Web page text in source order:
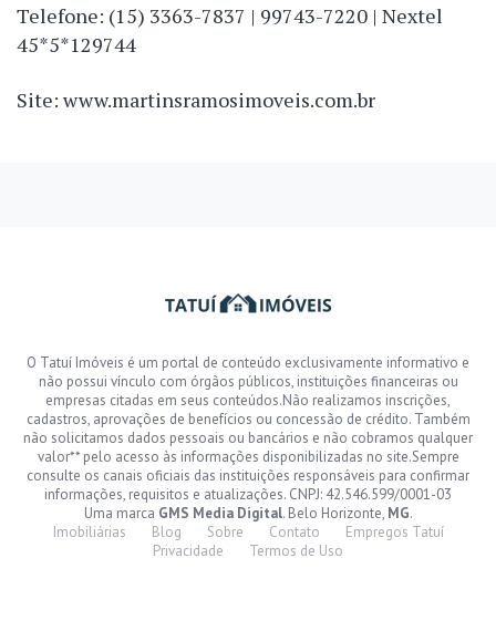
Telefone: (15) 3363-7837 | 99743-7220 | Nextel
45*5*129744
Site: www.martinsramosimoveis.com.br
O Tatuí Imóveis é um portal de conteúdo exclusivamente informativo e
não possui vínculo com órgãos públicos, instituições financeiras ou
empresas citadas em seus conteúdos.Não realizamos inscrições,
cadastros, aprovações de benefícios ou concessão de crédito. Também
não solicitamos dados pessoais ou bancários e não cobramos qualquer
valor** pelo acesso às informações disponibilizadas no site.Sempre
consulte os canais oficiais das instituições responsáveis para confirmar
informações, requisitos e atualizações. CNPJ: 42.546.599/0001-03
Uma marca GMS Media Digital. Belo Horizonte, MG.
Imobiliárias
Blog Sobre Contato
Empregos Tatuí
Privacidade
Termos de Uso